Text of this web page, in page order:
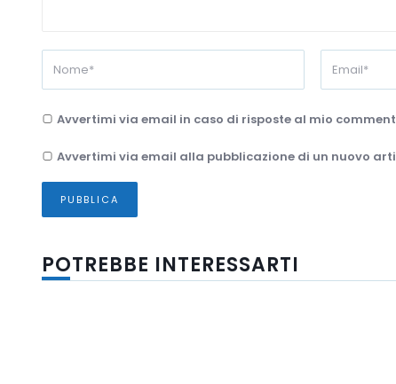
Avvertimi via email in caso di risposte al mio
Avvertimi via email alla pubblicazione di un nuovo
POTREBBE INTERESSARTI